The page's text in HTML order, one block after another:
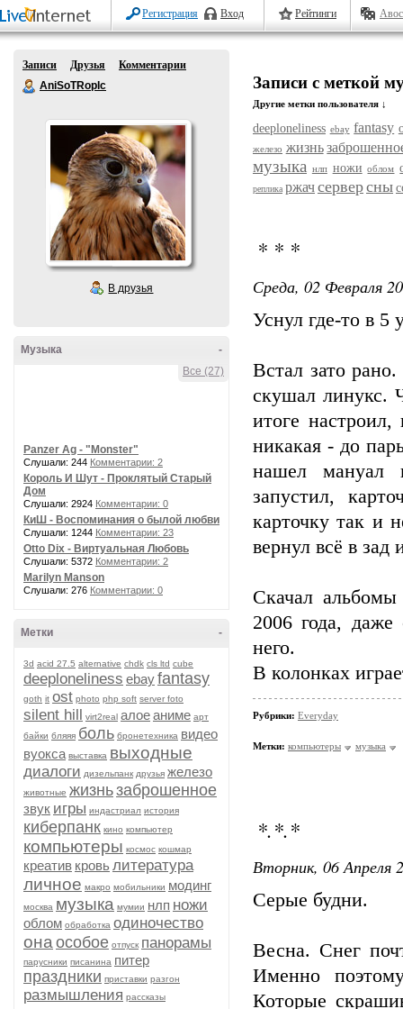
Регистрация Вход Рейтинги
Записи Друзья
Комментарии
AniSoTRopIc
В друзья
-
Музыка
Все (27)
Panzer Ag - "Monster"
Слушали: 244 Комментарии: 2
Король И Шут - Проклятый Старый
Дом
Слушали: 2924 Комментарии: 0
КиШ - Воспоминания о былой любви
Слушали: 1244 Комментарии: 23
Otto Dix - Виртуальная Любовь
Слушали: 5372 Комментарии: 2
Marilyn Manson
Слушали: 276 Комментарии: 0
-
Метки
3d acid 27.5 alternative chdk cls ltd cube
deeploneliness ebayfantasy
goth it ost photo php soft server foto
silent hill virt2real алоеаниме арт
байки бляяя боль бронетехника видео
вуокса выставка выходные
диалоги дизельпанк друзья железо
животные жизньзаброшенное
звук игры индастриал история
киберпанк кино компьютер
компьютеры космос кошмар
креатив кровьлитература
личное макро мобильники модинг
москва музыка мумии нлп ножи
облом обработка одиночество
она особое отпуск панорамы
парусники писанина питер
праздники приставки разгон
размышления рассказы
Записи с меткой
Другие метки пользователя ↓
deeploneliness ebay fantasy
железо жизнь
музыка нлп ножи облом
реплика ржачсерверсны
* * *
Среда, 02 Февраля
Уснул где-то в
Встал зато
скушал линукс.
итоге
никакая - до
нашел мануал
запустил,
карточку так и
вернул всё в зад
Скачал
2006 года, даже
него.
В колонках
Рубрики: Everyday
Метки: компьютеры музыка
*.*.*
Вторник, 06 Апреля
Серые будни.
Весна. Снег
Именно
Которые